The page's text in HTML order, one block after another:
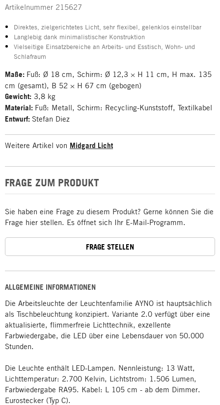
ALLGEMEINE INFORMATIONEN
Die Arbeitsleuchte der Leuchtenfamilie AYNO ist hauptsächlich
als Tischbeleuchtung konzipiert. Variante 2.0 verfügt über eine
aktualisierte, flimmerfreie Lichttechnik, exzellente
Farbwiedergabe, die LED über eine Lebensdauer von 50.000
Stunden.
Die Leuchte enthält LED-Lampen. Nennleistung: 13 Watt,
Lichttemperatur: 2.700 Kelvin, Lichtstrom: 1.506 Lumen,
Farbwiedergabe RA95. Kabel: L 105 cm - ab dem Dimmer.
Eurostecker (Typ C).
Artikelnummer 215627
Direktes, zielgerichtetes Licht, sehr flexibel, gelenklos einstellbar
Langlebig dank minimalistischer Konstruktion
Vielseitige Einsatzbereiche an Arbeits- und Esstisch, Wohn- und
Schlafraum
Maße: Fuß: Ø 18 cm, Schirm: Ø 12,3 × H 11 cm, H max. 135
cm (gesamt), B 52 × H 67 cm (gebogen)
Gewicht: 3,8 kg
Material: Fuß: Metall, Schirm: Recycling-Kunststoff, Textilkabel
Entwurf: Stefan Diez
Weitere Artikel von Midgard Licht
FRAGE ZUM PRODUKT
Sie haben eine Frage zu diesem Produkt? Gerne können Sie die
Frage hier stellen. Es öffnet sich Ihr E-Mail-Programm.
FRAGE STELLEN